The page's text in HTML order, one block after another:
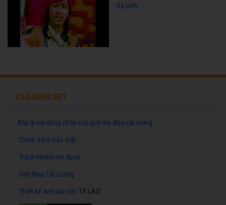
- Vũ Linh
CAILUONG.NET
Đây là nơi dừng chân của giới mộ điệu cải lương
Chính sách bảo mật
Trách nhiệm nội dung
Site-Map Cải Lương
Thiết kế website bởi: TX LAGI